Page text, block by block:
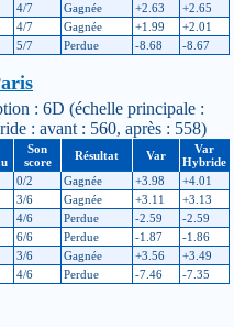
4/7 Gagnée +2.63
+2.65
4/7 Gagnée +1.99
+2.01
5/7 Perdue -8.68 -8.67
: 6D (échelle principale :
: avant : 560, après : 558)
Son
score
Résultat Var
Var
Hybride
0/2 Gagnée +3.98
+4.01
3/6 Gagnée +3.11
+3.13
4/6 Perdue -2.59
-2.59
6/6 Perdue -1.87
-1.86
3/6 Gagnée +3.56
+3.49
4/6 Perdue -7.46 -7.35